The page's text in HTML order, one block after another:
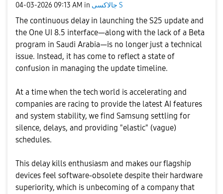
‎04-03-2026 09:13 AM in جالاكسى S
The continuous delay in launching the S25 update and
the One UI 8.5 interface—along with the lack of a Beta
program in Saudi Arabia—is no longer just a technical
issue. Instead, it has come to reflect a state of
confusion in managing the update timeline.
​At a time when the tech world is accelerating and
companies are racing to provide the latest AI features
and system stability, we find Samsung settling for
silence, delays, and providing "elastic" (vague)
schedules.
​This delay kills enthusiasm and makes our flagship
devices feel software-obsolete despite their hardware
superiority, which is unbecoming of a company that